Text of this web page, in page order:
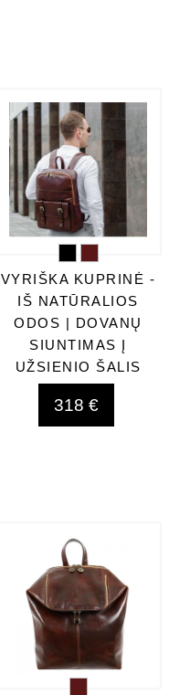
VYRIŠKA KUPRINĖ -
IŠ NATŪRALIOS
ODOS | DOVANŲ
SIUNTIMAS Į
UŽSIENIO ŠALIS
318 €